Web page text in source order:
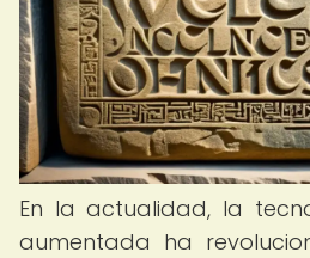
En la actualidad, la
aumentada ha